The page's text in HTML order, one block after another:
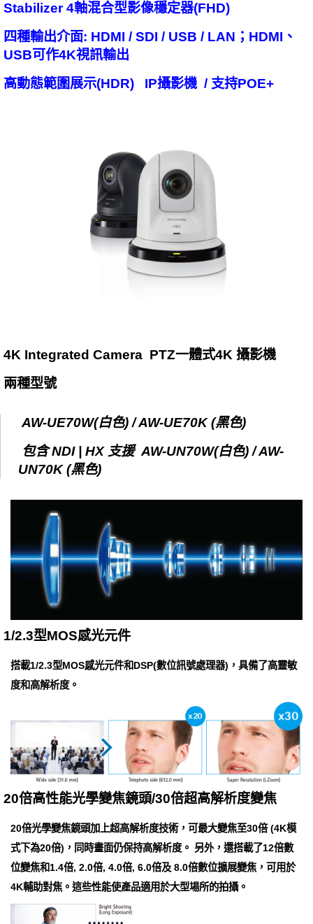
Stabilizer 4軸混合型影像穩定器(FHD)
四種輸出介面: HDMI / SDI / USB / LAN；HDMI、
USB可作4K視訊輸出
高動態範圍展示(HDR) IP攝影機 / 支持POE+
4K Integrated Camera PTZ一體式4K 攝影機
兩種型號
AW-UE70W(白色) / AW-UE70K (黑色)
包含 NDI | HX 支援 AW-UN70W(白色) / AW-
UN70K (黑色)
1/2.3型MOS感光元件
搭載1/2.3型MOS感光元件和DSP(數位訊號處理器)，具備了高靈敏
度和高解析度。
20倍高性能光學變焦鏡頭/30倍超高解析度變焦
20倍光學變焦鏡頭加上超高解析度技術，可最大變焦至30倍 (4K模
式下為20倍)，同時畫面仍保持高解析度。 另外，還搭載了12倍數
位變焦和1.4倍, 2.0倍, 4.0倍, 6.0倍及 8.0倍數位擴展變焦，可用於
4K輔助對焦。這些性能使產品適用於大型場所的拍攝。